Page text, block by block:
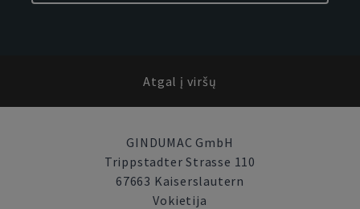
Atgal į viršų
GINDUMAC GmbH
Trippstadter Strasse 110
67663 Kaiserslautern
Vokietija